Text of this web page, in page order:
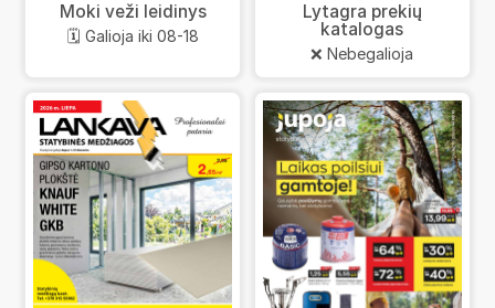
Moki veži leidinys
🗓️ Galioja iki 08-18
Lytagra prekių
katalogas
❌ Nebegalioja